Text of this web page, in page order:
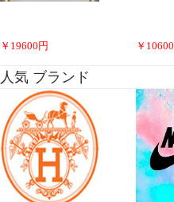
￥ 19600 円 ￥ 10600
人気 ブランド